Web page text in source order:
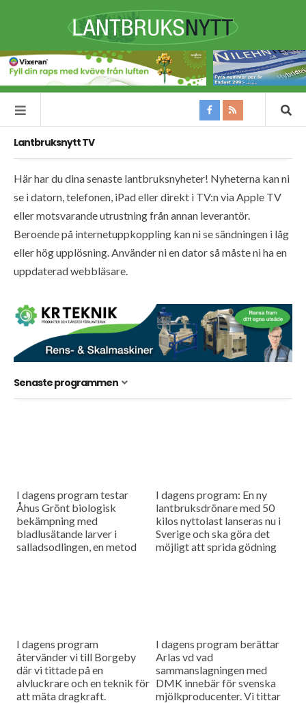
Lantbruksnytt TV
Här har du dina senaste lantbruksnyheter! Nyheterna kan ni
se i datorn, telefonen, iPad eller direkt i TV:n via Apple TV
eller motsvarande utrustning från annan leverantör.
Beroende på internetuppkoppling kan ni se sändningen i låg
eller hög upplösning. Använder ni en dator så måste ni ha en
uppdaterad webbläsare.
Senaste programmen
I dagens program testar
Åhus Grönt biologisk
bekämpning med
bladlusätande larver i
salladsodlingen, en metod
I dagens program: En ny
lantbruksdrönare med 50
kilos nyttolast lanseras nu i
Sverige och ska göra det
möjligt att sprida gödning
I dagens program
återvänder vi till Borgeby
där vi tittade på en
alvluckrare och en teknik för
att mäta dragkraft.
I dagens program berättar
Arlas vd vad
sammanslagningen med
DMK innebär för svenska
mjölkproducenter. Vi tittar